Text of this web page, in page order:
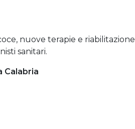
nuove terapie e riabilitazione
sanitari.
Calabria